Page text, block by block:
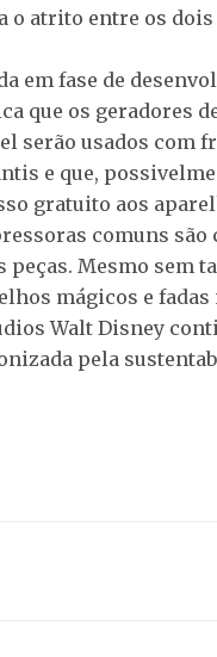
o atrito entre os
em fase de
que os geradores
serão usados com
e que,
gratuito aos
comuns são
peças. Mesmo sem
mágicos e
Walt Disney
pela